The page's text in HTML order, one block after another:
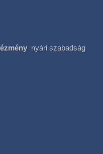
nyári szabadság